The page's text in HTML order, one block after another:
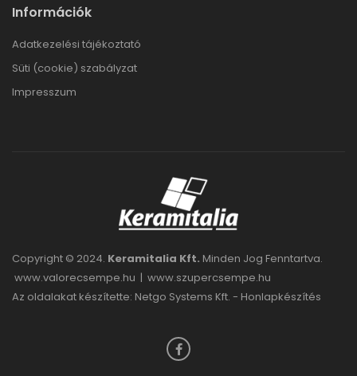
Információk
Adatkezelési tájékoztató
Süti (cookie) szabályzat
Impresszum
Copyright © 2024. Keramitalia Kft. Minden Jog Fenntartva.
www.valorecsempe.hu | www.szupercsempe.hu
Az oldalakat készítette: Netgo Systems Kft. - Honlapkészítés